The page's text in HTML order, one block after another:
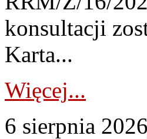
konsultacji
Karta...
Więcej...
6 sierpnia